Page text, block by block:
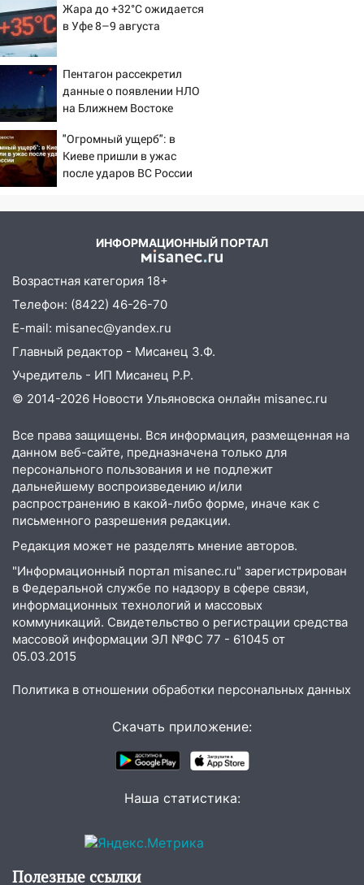
11:50
Заснул рядом с ребёнком и
случайно задушил его: суд вынес
приговор
11:38
В Ленинском районе пожар
полностью уничтожил дачный дом и
сарай
11:38
В Госдуме предложили отменить
ЕГЭ с 2027 года
площадках
Ульяновская шахматистка
Валерия Клейменова выиграла два
золота в составе сборной мира
11:16 В Ульяновске открыли памятную
доску декабристу Кондратию Рылееву
10:40 В Ульяновске спасатели ночью
нашли потерявшегося в заброшенных
10:26 На нескольких улицах Ульяновска
временно отключили холодную воду
10:14 В Ульяновске двоих участников
коррупционной схемы при ЦГКБ
отправили в колонию на 7 и 8 лет
09:52
соседними Татарстаном и Саратовской
областью
09:41 Диана Шурыгина уверовала в
Бога в СИЗО
будут судить за неуплату налогов на 48
Подросток на питбайке сбил
велосипедистку: пострадали двое
Жара возвращается: ожидается
знойный и сухой четверг
Под Ульяновском при развороте
пострадал 38-летний водитель
иномарки
Жара до +32°C ожидается
в Уфе 8–9 августа
Пентагон рассекретил
данные о появлении НЛО
на Ближнем Востоке
"Огромный ущерб": в
Киеве пришли в ужас
после ударов ВС России
ИНФОРМАЦИОННЫЙ ПОРТАЛ
Возрастная категория 18+
Телефон: (8422) 46-26-70
E-mail: misanec@yandex.ru
Главный редактор - Мисанец З.Ф.
Учредитель - ИП Мисанец Р.Р.
© 2014-2026 Новости Ульяновска онлайн misanec.ru
Все права защищены. Вся информация, размещенная на
данном веб-сайте, предназначена только для
персонального пользования и не подлежит
дальнейшему воспроизведению и/или
распространению в какой-либо форме, иначе как с
письменного разрешения редакции.
Редакция может не разделять мнение авторов.
"Информационный портал misanec.ru" зарегистрирован
в Федеральной службе по надзору в сфере связи,
информационных технологий и массовых
коммуникаций. Свидетельство о регистрации средства
массовой информации ЭЛ №ФС 77 - 61045 от
05.03.2015
Политика в отношении обработки персональных данных
Скачать приложение:
Наша статистика:
Полезные ссылки